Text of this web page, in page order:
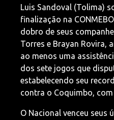
Luis Sandoval (Tolima)
finalização na
dobro de seus
Torres e Brayan Rovira,
ao menos uma
dos sete jogos que
estabelecendo seu
contra o Coquimbo,
O Nacional venceu